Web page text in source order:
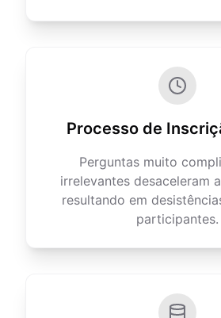
Processo de
Perguntas muito
irrelevantes desaceleram
resultando em
participantes.